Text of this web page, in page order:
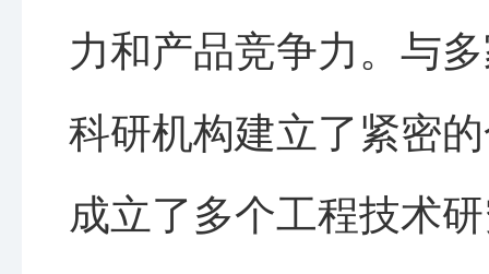
力和产品竞争力。与
科研机构建立了紧密
成立了多个工程技术